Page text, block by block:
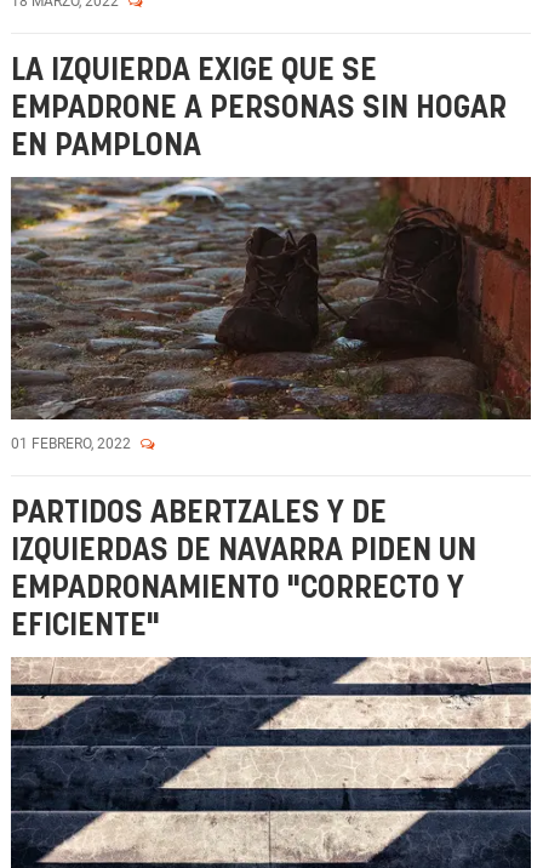
LA IZQUIERDA EXIGE QUE SE
EMPADRONE A PERSONAS SIN HOGAR
EN PAMPLONA
01 FEBRERO, 2022
PARTIDOS ABERTZALES Y DE
IZQUIERDAS DE NAVARRA PIDEN UN
EMPADRONAMIENTO "CORRECTO Y
EFICIENTE"